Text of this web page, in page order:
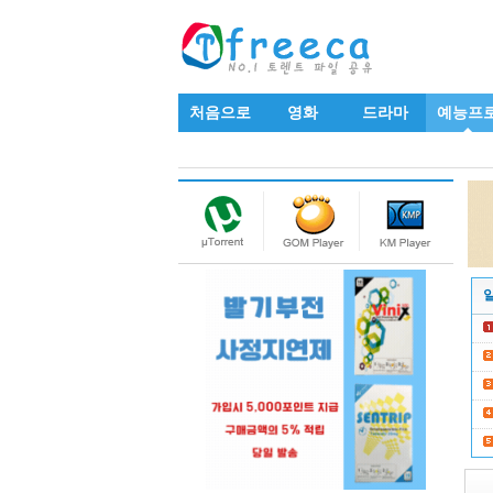
처음으로 영화 드라마 예능프